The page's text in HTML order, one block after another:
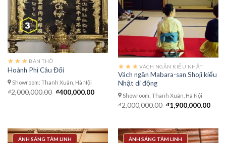
BÀN THỜ
Hoành Phi Câu Đối
Showroom: Thanh Xuân, Hà Nội
₫2,000,000.00 Giá
₫400,000.00Giá
VÁCH NGĂN KIỂU NHẬT
Vách ngăn Mabara-san Shoji kiểu
Nhật di động
Showroom: Thanh Xuân, Hà Nội
₫2,000,000.00 Giá
gốc
₫1,900,000.00Giá
ÁNH SÁNG TÂM LINH ÁNH SÁNG TÂM LINH